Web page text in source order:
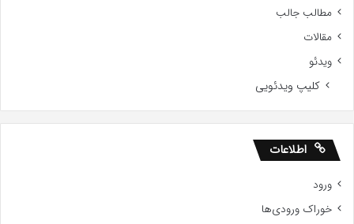
مطالب جالب
مقالات
ویدئو
کلیپ ویدئویی
اطلاعات
ورود
خوراک ورودی‌ها